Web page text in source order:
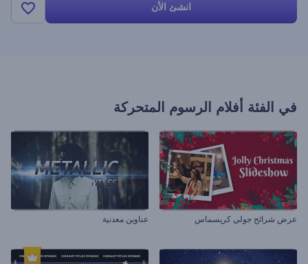
انشئ الأن
في الفئة أفلام الرسوم المتحركة
عرض شرائح جولي كريسماس عناوين معدنية